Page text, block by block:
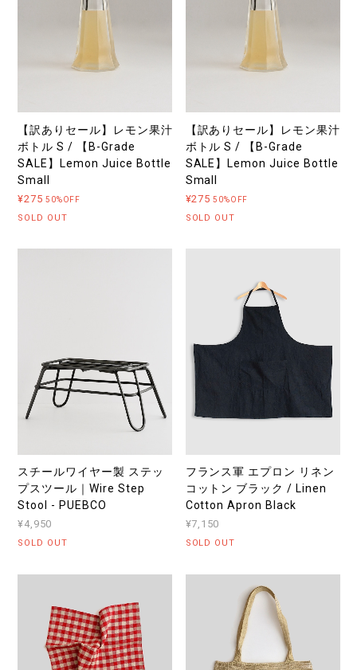
【訳ありセール】レモン果汁
ボトル S / 【B-Grade
SALE】Lemon Juice Bottle
Small
¥275 50%OFF
SOLD OUT
【訳ありセール】レモン果汁
ボトル S / 【B-Grade
SALE】Lemon Juice Bottle
Small
¥275 50%OFF
SOLD OUT
スチールワイヤー製 ステッ
プスツール｜Wire Step
Stool - PUEBCO
¥4,950
SOLD OUT
フランス軍 エプロン リネン
コットン ブラック / Linen
Cotton Apron Black
¥7,150
SOLD OUT